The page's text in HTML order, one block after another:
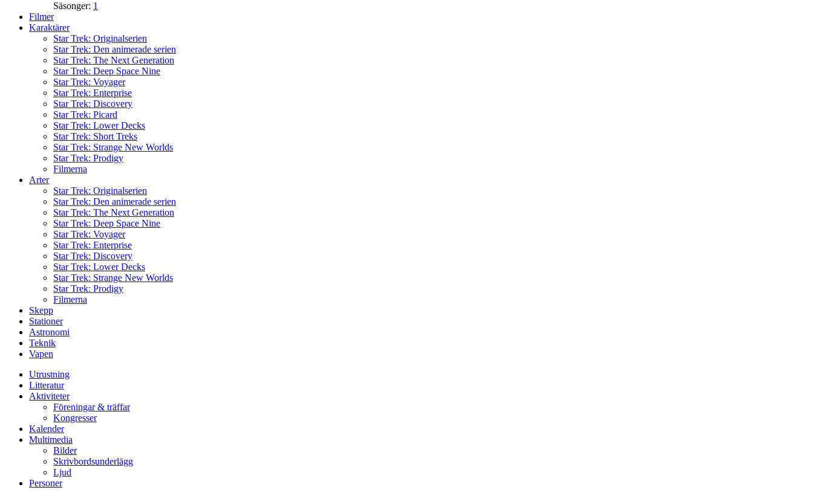
Säsonger: 1
Filmer
Karaktärer
Star Trek: Originalserien
Star Trek: Den animerade serien
Star Trek: The Next Generation
Star Trek: Deep Space Nine
Star Trek: Voyager
Star Trek: Enterprise
Star Trek: Discovery
Star Trek: Picard
Star Trek: Lower Decks
Star Trek: Short Treks
Star Trek: Strange New Worlds
Star Trek: Prodigy
Filmerna
Arter
Star Trek: Originalserien
Star Trek: Den animerade serien
Star Trek: The Next Generation
Star Trek: Deep Space Nine
Star Trek: Voyager
Star Trek: Enterprise
Star Trek: Discovery
Star Trek: Lower Decks
Star Trek: Strange New Worlds
Star Trek: Prodigy
Filmerna
Skepp
Stationer
Astronomi
Teknik
Vapen
Utrustning
Litteratur
Aktiviteter
Föreningar & träffar
Kongresser
Kalender
Multimedia
Bilder
Skrivbordsunderlägg
Ljud
Personer